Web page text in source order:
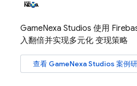
GameNexa Studios 使用
入翻倍并实现多元化 变现策略
查看 GameNexa Studios 案例